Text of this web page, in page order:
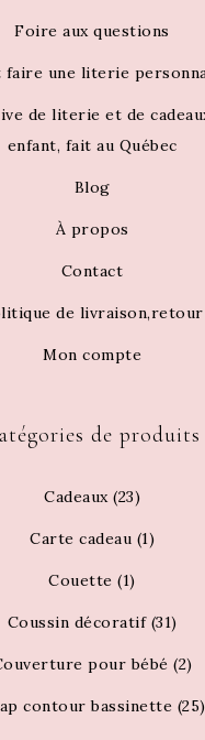
Foire aux questions
faire une literie
de literie et de
enfant, fait au Québec
Blog
À propos
Contact
de livraison,retour
Mon compte
de produits
Cadeaux (23)
Carte cadeau (1)
Couette (1)
Coussin décoratif (31)
pour bébé (2)
contour bassinette (25)